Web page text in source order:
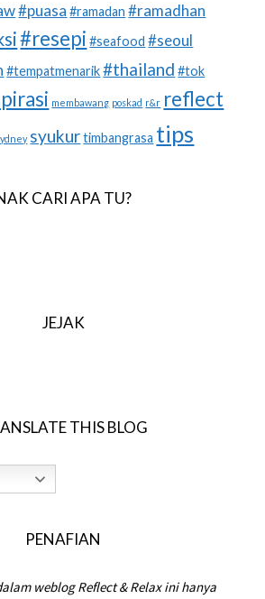
#puasa #ramadan #ramadhan
#resepi #seafood #seoul
#tempatmenarik #thailand #tok
membawang poskad r&r reflect
syukur timbangrasa tips
CARI APA TU?
JEJAK
THIS BLOG
PENAFIAN
weblog Reflect & Relax ini hanya